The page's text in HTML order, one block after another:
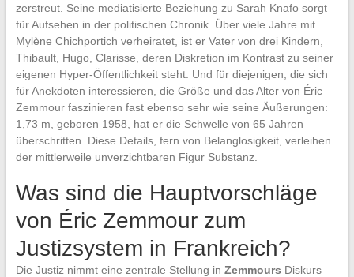
zerstreut. Seine mediatisierte Beziehung zu Sarah Knafo sorgt
für Aufsehen in der politischen Chronik. Über viele Jahre mit
Mylène Chichportich verheiratet, ist er Vater von drei Kindern,
Thibault, Hugo, Clarisse, deren Diskretion im Kontrast zu seiner
eigenen Hyper-Öffentlichkeit steht. Und für diejenigen, die sich
für Anekdoten interessieren, die Größe und das Alter von Éric
Zemmour faszinieren fast ebenso sehr wie seine Äußerungen:
1,73 m, geboren 1958, hat er die Schwelle von 65 Jahren
überschritten. Diese Details, fern von Belanglosigkeit, verleihen
der mittlerweile unverzichtbaren Figur Substanz.
Was sind die Hauptvorschläge
von Éric Zemmour zum
Justizsystem in Frankreich?
Die Justiz nimmt eine zentrale Stellung in Zemmours Diskurs